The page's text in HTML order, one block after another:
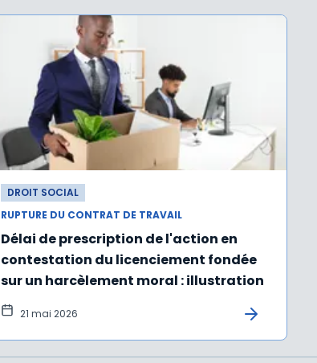
DROIT SOCIAL
RUPTURE DU CONTRAT DE TRAVAIL
Délai de prescription de l'action en
contestation du licenciement fondée
sur un harcèlement moral : illustration
21 mai 2026